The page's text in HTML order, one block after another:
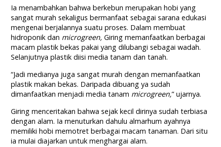
Ia menambahkan bahwa berkebun merupakan hobi yang
sangat murah sekaligus bermanfaat sebagai sarana edukasi
mengenai berjalannya suatu proses. Dalam membuat
hidroponik dan microgreen,Giring memanfaatkan berbagai
macam plastik bekas pakai yang dilubangi sebagai wadah.
Selanjutnya plastik diisi media tanam dan tanah.
“Jadi medianya juga sangat murah dengan memanfaatkan
plastik makan bekas. Daripada dibuang ya sudah
dimanfaatkan menjadi media tanam microgreen,” ujarnya.
Giring menceritakan bahwa sejak kecil dirinya sudah terbiasa
dengan alam. Ia menuturkan dahulu almarhum ayahnya
memiliki hobi memotret berbagai macam tanaman. Dari situ
ia mulai diajarkan untuk menghargai alam.